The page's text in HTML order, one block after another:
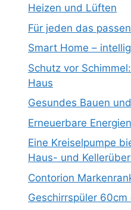
Heizen und Lüften
Für jeden das
Smart Home –
Schutz vor
Haus
Gesundes Bauen
Erneuerbare
Eine Kreiselpumpe
Haus- und
Contorion
Geschirrspüler